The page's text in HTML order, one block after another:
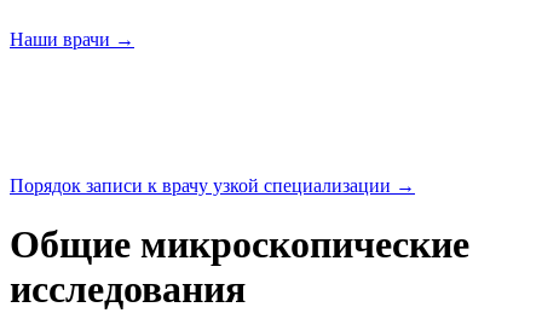
Наши врачи →
Порядок записи к врачу узкой специализации →
Общие микроскопические
исследования